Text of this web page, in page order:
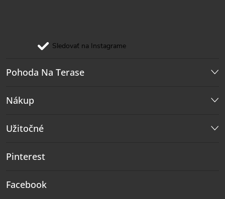
Sledovať na Instagrame
Pohoda Na Terase
Nákup
Užitočné
Pinterest
Facebook